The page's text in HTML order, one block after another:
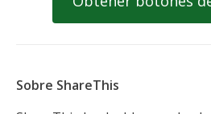
Sobre ShareThis